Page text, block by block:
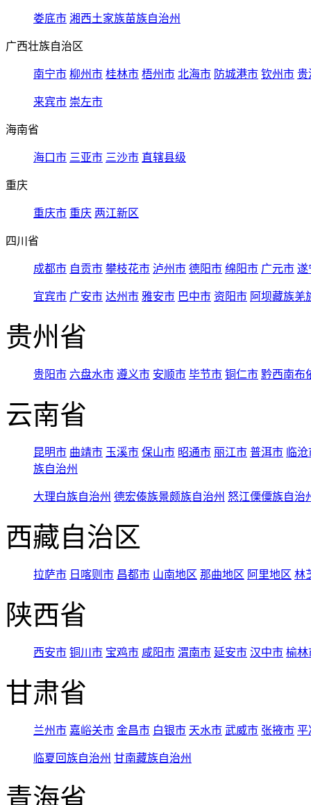
娄底市 湘西土家族苗族自治州
广西壮族自治区
南宁市 柳州市 桂林市 梧州市 北海市 防城港市 钦州市 贵
来宾市 崇左市
海南省
海口市 三亚市 三沙市 直辖县级
重庆
重庆市 重庆 两江新区
四川省
成都市 自贡市 攀枝花市 泸州市 德阳市 绵阳市 广元市 遂
宜宾市 广安市 达州市 雅安市 巴中市 资阳市 阿坝藏族羌
贵州省
贵阳市 六盘水市 遵义市 安顺市 毕节市 铜仁市 黔西南布
云南省
昆明市 曲靖市 玉溪市 保山市 昭通市 丽江市 普洱市 临
族自治州
大理白族自治州 德宏傣族景颇族自治州 怒江傈僳族自治
西藏自治区
拉萨市 日喀则市 昌都市 山南地区 那曲地区 阿里地区 林
陕西省
西安市 铜川市 宝鸡市 咸阳市 渭南市 延安市 汉中市 榆林
甘肃省
兰州市 嘉峪关市 金昌市 白银市 天水市 武威市 张掖市 平
临夏回族自治州 甘南藏族自治州
青海省